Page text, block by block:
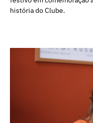
história do Clube.